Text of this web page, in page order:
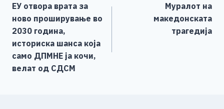
p
L
i
n
k
r
e
на
напис
ЕУ отвора врата за
ново проширување во
2030 година,
историска шанса која
само ДПМНЕ ја кочи,
велат од СДСМ
Муралот на
македонската
трагедија